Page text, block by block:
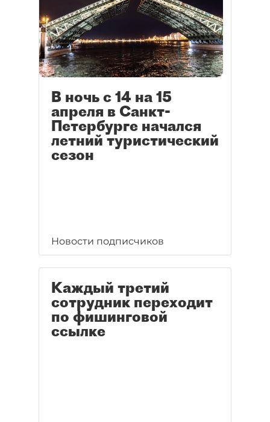
В ночь с 14 на 15
апреля в Санкт-
Петербурге начался
летний туристический
сезон
Новости подписчиков
Каждый третий
сотрудник переходит
по фишинговой
ссылке